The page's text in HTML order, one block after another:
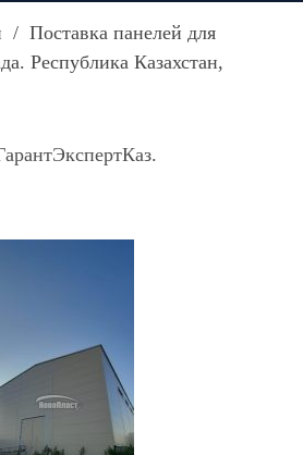
/ Поставка панелей для
Республика Казахстан,